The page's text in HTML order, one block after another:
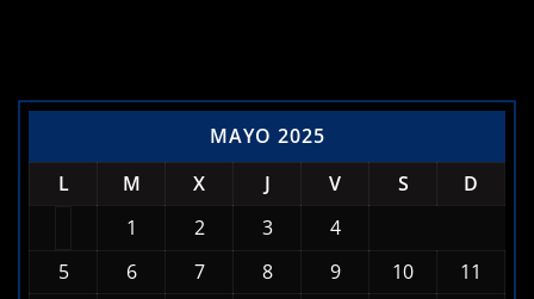
MAYO 2025
L
M X J V S
D
1
2 3
4
5
6 7 8 9 10
11